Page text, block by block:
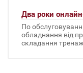
Два роки
По
обладнання від
складання